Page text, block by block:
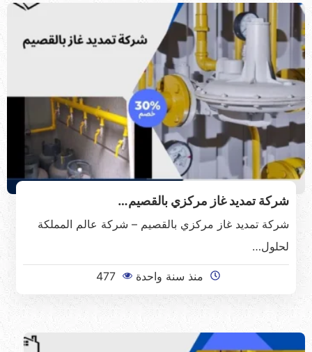
شركة تمديد غاز مركزي بالقصيم…
شركة تمديد غاز مركزي بالقصيم – شركة عالم المملكة
لحلول…
منذ سنة واحدة 477